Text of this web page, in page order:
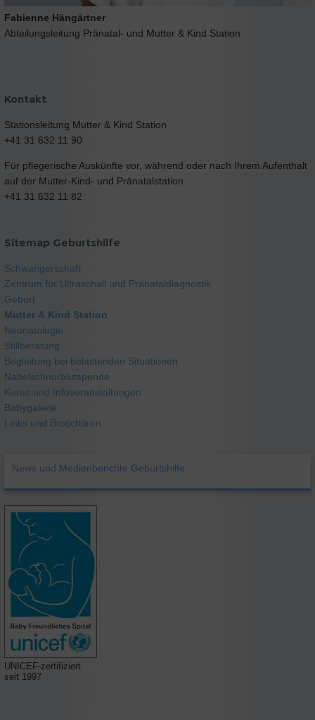
Fabienne Hängärtner
Abteilungsleitung Pränatal- und Mutter & Kind Station
Kontakt
Stationsleitung Mutter & Kind Station
+41 31 632 11 90
Für pflegerische Auskünfte vor, während oder nach Ihrem Aufenthalt
auf der Mutter-Kind- und Pränatalstation
+41 31 632 11 82
Sitemap Geburtshilfe
Schwangerschaft
Zentrum für Ultraschall und Pränataldiagnostik
Geburt
Mutter & Kind Station
Neonatologie
Stillberatung
Begleitung bei belastenden Situationen
Nabelschnurblutspende
Kurse und Infoveranstaltungen
Babygalerie
Links und Broschüren
News und Medienberichte Geburtshilfe
UNICEF-zertifiziert
seit 1997